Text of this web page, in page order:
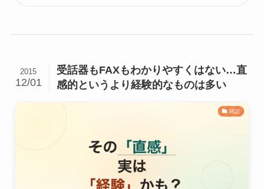
受話器もFAXもわかりやすくはない…直
感的というより経験的なものは多い
2015
12/01
雑記